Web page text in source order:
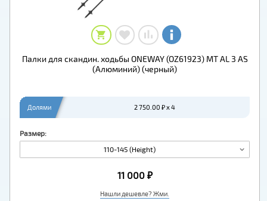
Палки для скандин. ходьбы ONEWAY (OZ61923) MT AL 3 AS
(Алюминий) (черный)
Долями 2 750.00 ₽ x 4
Размер:
110-145 (Height)
Нашли дешевле? Жми.
11 000 ₽